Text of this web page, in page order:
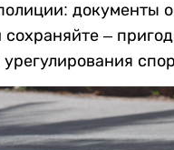
документы
–